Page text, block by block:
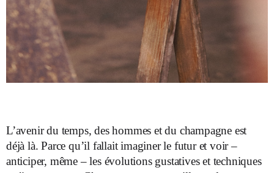
L’avenir du temps, des hommes et du champagne est
déjà là. Parce qu’il fallait imaginer le futur et voir –
anticiper, même – les évolutions gustatives et techniques